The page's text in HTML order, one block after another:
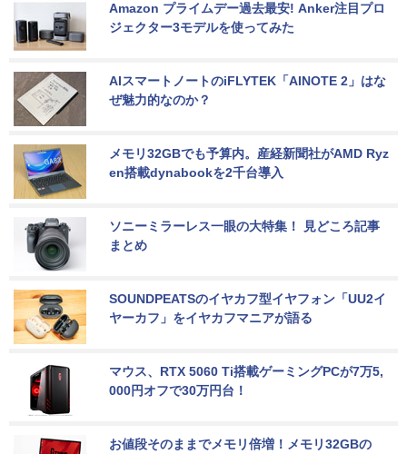
Amazon プライムデー過去最安! Anker注目プロ
ジェクター3モデルを使ってみた
AIスマートノートのiFLYTEK「AINOTE 2」はな
ぜ魅力的なのか？
メモリ32GBでも予算内。産経新聞社がAMD Ryz
en搭載dynabookを2千台導入
ソニーミラーレス一眼の大特集！ 見どころ記事
まとめ
SOUNDPEATSのイヤカフ型イヤフォン「UU2イ
ヤーカフ」をイヤカフマニアが語る
マウス、RTX 5060 Ti搭載ゲーミングPCが7万5,
000円オフで30万円台！
お値段そのままでメモリ倍増！メモリ32GBの